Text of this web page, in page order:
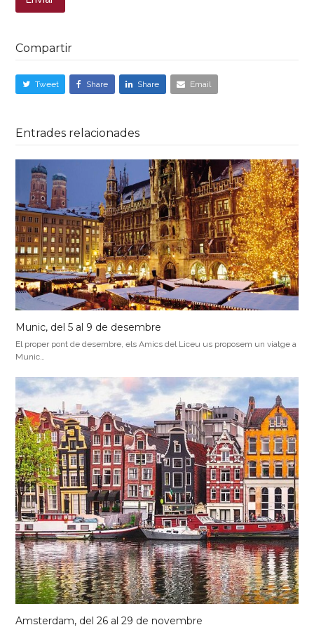
Compartir
Tweet Share Share Email
Entrades relacionades
Munic, del 5 al 9 de desembre
El proper pont de desembre, els Amics del Liceu us proposem un viatge a
Munic…
Amsterdam, del 26 al 29 de novembre